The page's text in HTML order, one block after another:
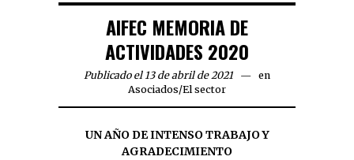
AIFEC MEMORIA DE
ACTIVIDADES 2020
Publicado el 13 de abril de 2021
en
Asociados/El sector
UN AÑO DE INTENSO TRABAJO Y
AGRADECIMIENTO